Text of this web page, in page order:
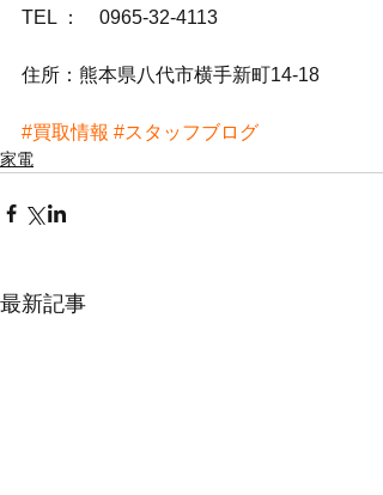
TEL ：　0965-32-4113
住所：熊本県八代市横手新町14-18
#買取情報 #スタッフブログ
家電
最新記事